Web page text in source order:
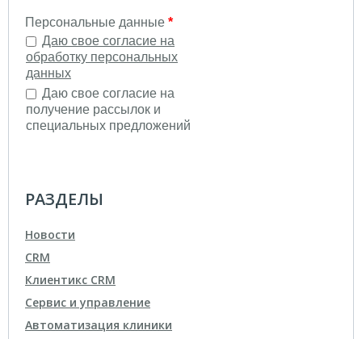
РАЗДЕЛЫ
Новости
CRM
Клиентикс CRM
Сервис и управление
Автоматизация клиники